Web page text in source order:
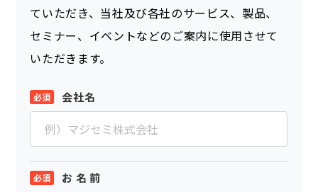
ていただき、当社及び各社のサービス、製品、
セミナー、イベントなどのご案内に使用させて
いただきます。
会社名
お 名 前